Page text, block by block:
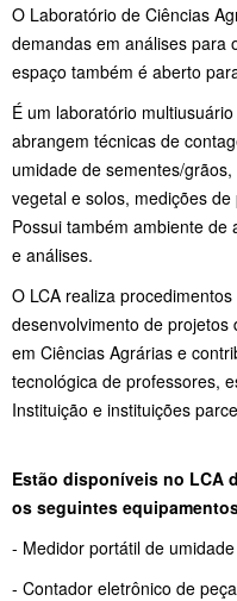
O Laboratório de Ciências
demandas em análises para
espaço também é aberto
É um laboratório
abrangem técnicas de
umidade de sementes/
vegetal e solos, medições
Possui também ambiente
e análises.
O LCA realiza
desenvolvimento de
em Ciências Agrárias e
tecnológica de professores,
Instituição e instituições
Estão disponíveis no LCA
os seguintes
- Medidor portátil de
- Contador eletrônico de